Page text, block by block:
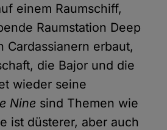
einem Raumschiff,
Raumstation Deep
Cardassianern erbaut,
die Bajor und die
wieder seine
Nine sind Themen wie
ist düsterer, aber auch